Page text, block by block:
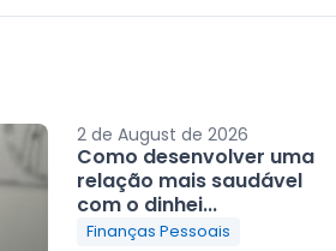
2 de August de 2026
Como desenvolver uma
relação mais saudável
com o dinhei...
Finanças Pessoais